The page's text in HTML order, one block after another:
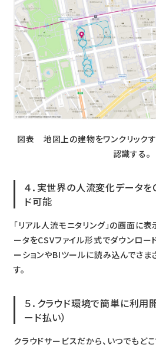
図表 地図上の建物をワンクリック
認識する。
４．実世界の人流変化データ
ド可能
「リアル人流モニタリング」の画面に
ータをCSVファイル形式でダウンロー
ーションやBIツールに読み込んでさ
す。
５．クラウド環境で簡単に利用
ード払い）
クラウドサービスだから、いつでもど